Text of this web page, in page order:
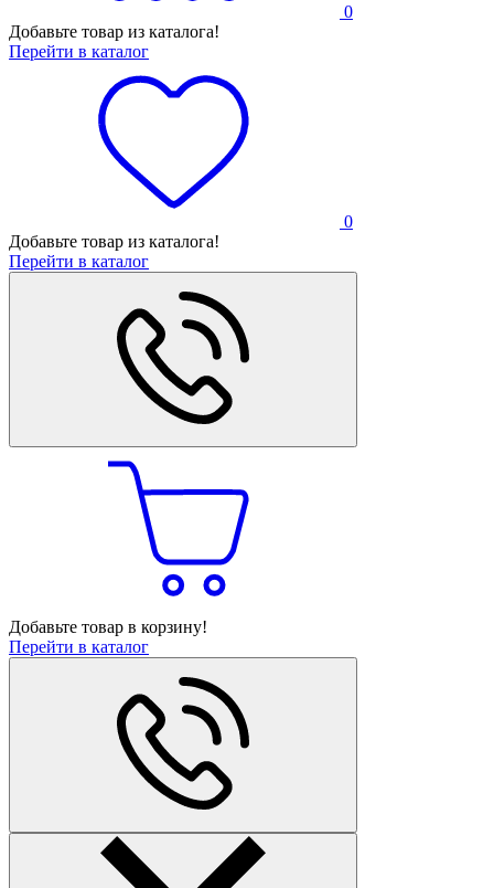
0
Добавьте товар из каталога!
Перейти в каталог
0
Добавьте товар из каталога!
Перейти в каталог
Добавьте товар в корзину!
Перейти в каталог